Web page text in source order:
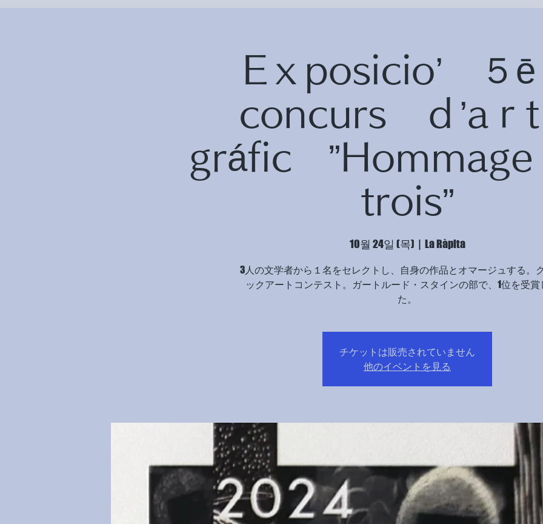
Eｘposicio’ ５
concurs ｄ’a
gráfic
trois”
10월 24일 (목)
  |
La Ràpita
3人の文学者から１名をセレクトし、自身の作品とオマージュする。
ックアートコンテスト。ガートルード・スタインの部で、1位を受賞
た。
チケットは販売されていません
他のイベントを見る